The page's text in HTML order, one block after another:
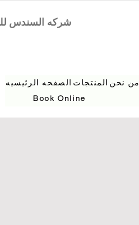
الصفحه الرئيسيه المنتجات من نحن
Book Online